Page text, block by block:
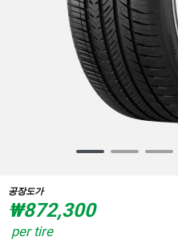
of
6
공장도가
₩872,300
per tire